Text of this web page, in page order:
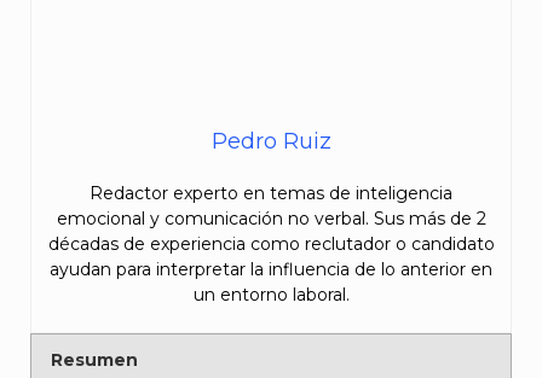
Pedro Ruiz
Redactor experto en temas de inteligencia
emocional y comunicación no verbal. Sus más de 2
décadas de experiencia como reclutador o candidato
ayudan para interpretar la influencia de lo anterior en
un entorno laboral.
Resumen